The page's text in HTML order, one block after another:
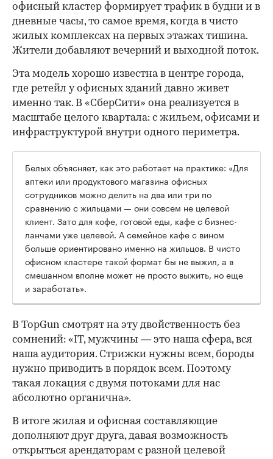
офисный кластер формирует трафик в будни и в
дневные часы, то самое время, когда в чисто
жилых комплексах на первых этажах тишина.
Жители добавляют вечерний и выходной поток.
Эта модель хорошо известна в центре города,
где ретейл у офисных зданий давно живет
именно так. В «СберСити» она реализуется в
масштабе целого квартала: с жильем, офисами и
инфраструктурой внутри одного периметра.
Белых объясняет, как это работает на практике: «Для
аптеки или продуктового магазина офисных
сотрудников можно делить на два или три по
сравнению с жильцами — они совсем не целевой
клиент. Зато для кофе, готовой еды, кафе с бизнес-
ланчами уже целевой. А семейное кафе с вином
больше ориентировано именно на жильцов. В чисто
офисном кластере такой формат бы не выжил, а в
смешанном вполне может не просто выжить, но еще
и заработать».
В TopGun смотрят на эту двойственность без
сомнений: «IT, мужчины — это наша сфера, вся
наша аудитория. Стрижки нужны всем, бороды
нужно приводить в порядок всем. Поэтому
такая локация с двумя потоками для нас
абсолютно органична».
В итоге жилая и офисная составляющие
дополняют друг друга, давая возможность
открыться арендаторам с разной целевой